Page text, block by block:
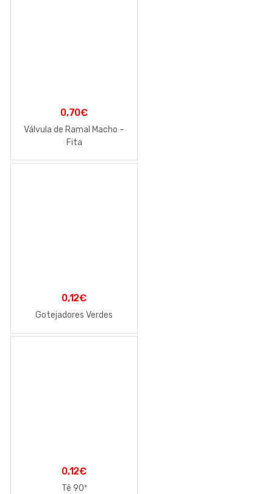
0,70€
Válvula de Ramal Macho –
Fita
0,12€
Gotejadores Verdes
0,12€
Tê 90º